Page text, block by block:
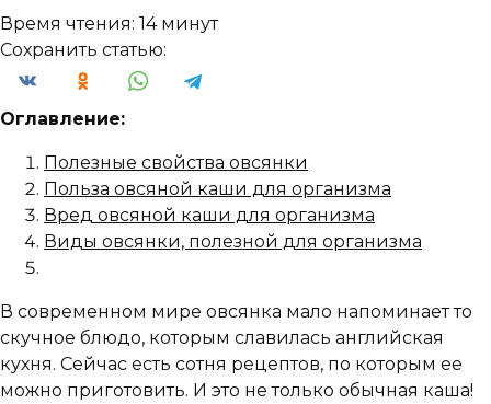
Время чтения: 14 минут
Сохранить статью:
Оглавление:
Полезные свойства овсянки
Польза овсяной каши для организма
Вред овсяной каши для организма
Виды овсянки, полезной для организма
В современном мире овсянка мало напоминает то
скучное блюдо, которым славилась английская
кухня. Сейчас есть сотня рецептов, по которым ее
можно приготовить. И это не только обычная каша!